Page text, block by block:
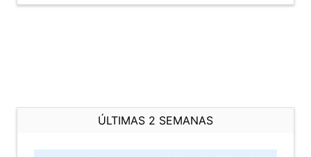
ÚLTIMAS 2 SEMANAS